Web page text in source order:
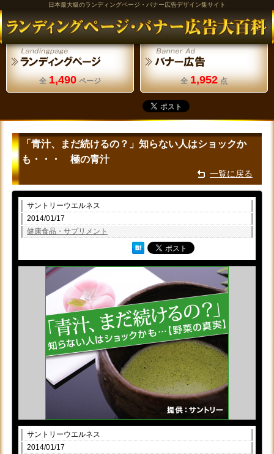
日本最大級のランディングページ・バナー広告デザイン集サイト
全 1,490 ページ 全 1,952 点
「青汁、まだ続けるの？」知らない人はショックか
も・・・ 極の青汁
一覧に戻る
サントリーウエルネス
2014/01/17
健康食品・サプリメント
サントリーウエルネス
2014/01/17